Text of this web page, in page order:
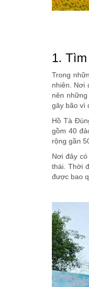
1.
Trong
nhiên. Nơi
nên
gây bão vì
Hồ Tà
gồm 40
rộng gần
Nơi đây
thái. Thời
được bao